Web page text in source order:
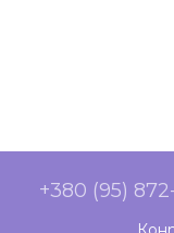
+380 (95)